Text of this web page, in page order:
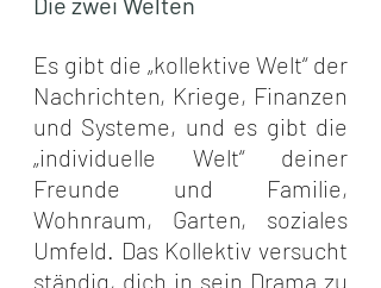
Es gibt die „kollektive Welt“ der
Nachrichten, Kriege, Finanzen
und Systeme, und es gibt die
„individuelle Welt“ deiner
Freunde und Familie,
Wohnraum, Garten, soziales
Umfeld. Das Kollektiv versucht
ständig, dich in sein Drama zu